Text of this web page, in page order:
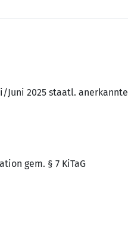
Juni 2025 staatl. anerkannte
gem. § 7 KiTaG